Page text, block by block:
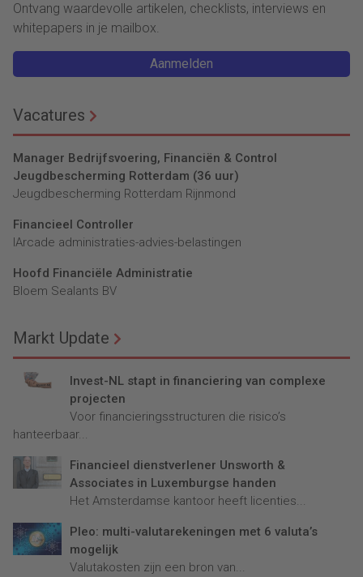
Ontvang waardevolle artikelen, checklists, interviews en
whitepapers in je mailbox.
Aanmelden
Vacatures
Manager Bedrijfsvoering, Financiën & Control
Jeugdbescherming Rotterdam (36 uur)
Jeugdbescherming Rotterdam Rijnmond
Financieel Controller
lArcade administraties-advies-belastingen
Hoofd Financiële Administratie
Bloem Sealants BV
Markt Update
Invest-NL stapt in financiering van complexe
projecten
Voor financieringsstructuren die risico’s
hanteerbaar...
Financieel dienstverlener Unsworth &
Associates in Luxemburgse handen
Het Amsterdamse kantoor heeft licenties...
Pleo: multi-valutarekeningen met 6 valuta’s
mogelijk
Valutakosten zijn een bron van...